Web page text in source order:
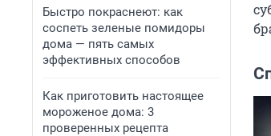
Быстро покраснеют: как
соспеть зеленые помидоры
дома — пять самых
эффективных способов
Как приготовить настоящее
мороженое дома: 3
проверенных рецепта